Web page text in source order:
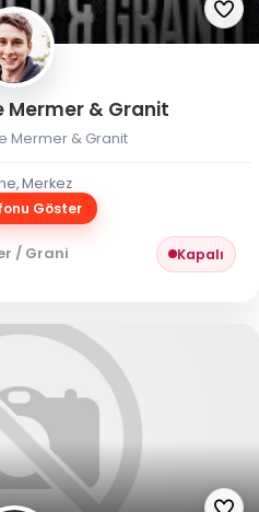
Mermer & Granit
Mermer & Granit
Merkez
Göster
/ Granit Kapalı